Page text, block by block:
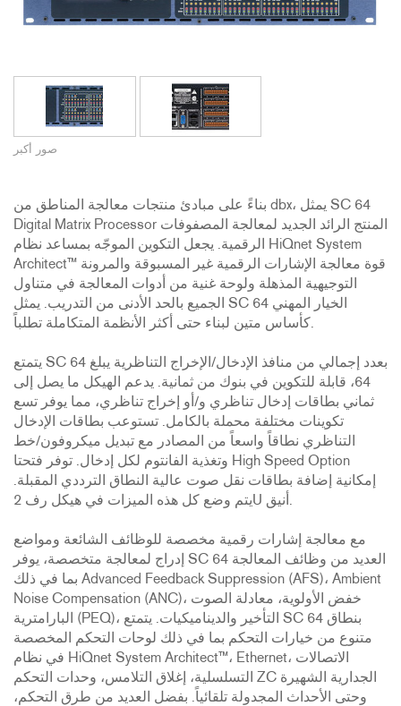
صور أكبر
بناءً على مبادئ منتجات معالجة المناطق من dbx، يمثل SC 64
Digital Matrix Processor المنتج الرائد الجديد لمعالجة المصفوفات
الرقمية. يجعل التكوين الموجّه بمساعد نظام HiQnet System
Architect™ قوة معالجة الإشارات الرقمية غير المسبوقة والمرونة
التوجيهية المذهلة ولوحة غنية من أدوات المعالجة في متناول
الجميع بالحد الأدنى من التدريب. يمثل SC 64 الخيار المهني
كأساس متين لبناء حتى أكثر الأنظمة المتكاملة تطلباً.
يتمتع SC 64 بعدد إجمالي من منافذ الإدخال/الإخراج التناظرية يبلغ
64، قابلة للتكوين في بنوك من ثمانية. يدعم الهيكل ما يصل إلى
ثماني بطاقات إدخال تناظري و/أو إخراج تناظري، مما يوفر تسع
تكوينات مختلفة محملة بالكامل. تستوعب بطاقات الإدخال
التناظري نطاقاً واسعاً من المصادر مع تبديل ميكروفون/خط
وتغذية الفانتوم لكل إدخال. توفر فتحتا High Speed Option
إمكانية إضافة بطاقات نقل صوت عالية النطاق الترددي المقبلة.
يتم وضع كل هذه الميزات في هيكل رف 2U أنيق.
مع معالجة إشارات رقمية مخصصة للوظائف الشائعة ومواضع
إدراج لمعالجة متخصصة، يوفر SC 64 العديد من وظائف المعالجة
بما في ذلك Advanced Feedback Suppression (AFS)، Ambient
Noise Compensation (ANC)، خفض الأولوية، معادلة الصوت
البارامترية (PEQ)، التأخير والديناميكيات. يتمتع SC 64 بنطاق
متنوع من خيارات التحكم بما في ذلك لوحات التحكم المخصصة
في نظام HiQnet System Architect™، Ethernet، الاتصالات
التسلسلية، إغلاق التلامس، وحدات التحكم ZC الجدارية الشهيرة
وحتى الأحداث المجدولة تلقائياً. بفضل العديد من طرق التحكم،